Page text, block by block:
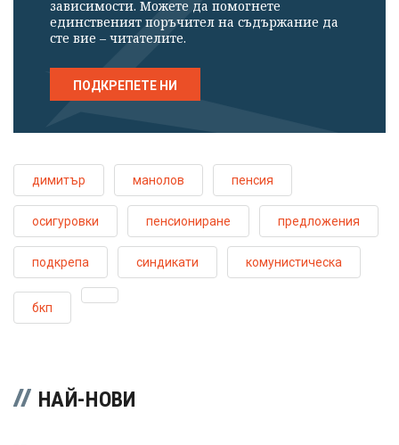
зависимости. Можете да помогнете
единственият поръчител на съдържание да
сте вие – читателите.
ПОДКРЕПЕТЕ НИ
димитър манолов пенсия
осигуровки пенсиониране предложения
подкрепа синдикати комунистическа
бкп
НАЙ-НОВИ